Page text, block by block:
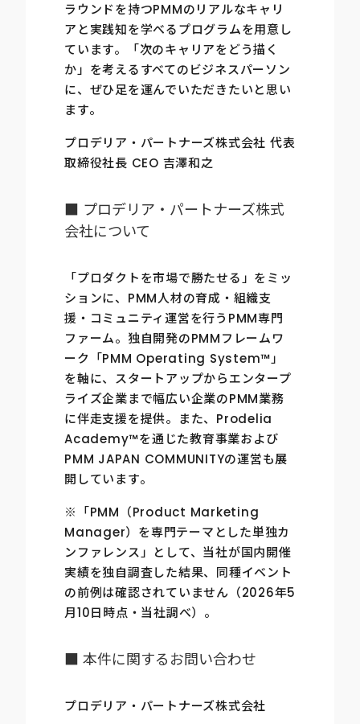
ラウンドを持つPMMのリアルなキャリ
アと実践知を学べるプログラムを用意し
ています。「次のキャリアをどう描く
か」を考えるすべてのビジネスパーソン
に、ぜひ足を運んでいただきたいと思い
ます。
プロデリア・パートナーズ株式会社 代表
取締役社長 CEO 吉澤和之
■ プロデリア・パートナーズ株式
会社について
「プロダクトを市場で勝たせる」をミッ
ションに、PMM人材の育成・組織支
援・コミュニティ運営を行うPMM専門
ファーム。独自開発のPMMフレームワ
ーク「PMM Operating System™」
を軸に、スタートアップからエンタープ
ライズ企業まで幅広い企業のPMM業務
に伴走支援を提供。また、Prodelia
Academy™を通じた教育事業および
PMM JAPAN COMMUNITYの運営も展
開しています。
※「PMM（Product Marketing
Manager）を専門テーマとした単独カ
ンファレンス」として、当社が国内開催
実績を独自調査した結果、同種イベント
の前例は確認されていません（2026年5
月10日時点・当社調べ）。
■ 本件に関するお問い合わせ
プロデリア・パートナーズ株式会社